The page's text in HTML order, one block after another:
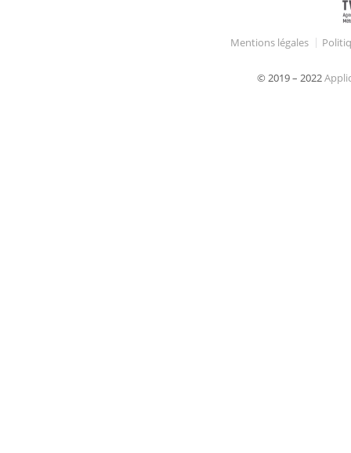
Mentions légales
© 2019 – 2022